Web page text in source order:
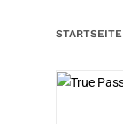
STARTSEITE